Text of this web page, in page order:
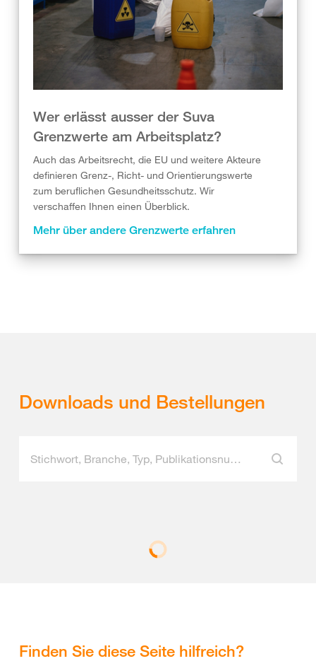
Wer erlässt ausser der Suva
Grenzwerte am Arbeitsplatz?
Auch das Arbeitsrecht, die EU und weitere Akteure
definieren Grenz-, Richt- und Orientierungswerte
zum beruflichen Gesundheitsschutz. Wir
verschaffen Ihnen einen Überblick.
Mehr über andere Grenzwerte erfahren
Downloads und Bestellungen
Finden Sie diese Seite hilfreich?